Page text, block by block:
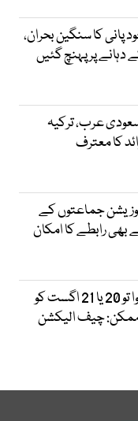
پانی کا سنگین بحران،
سعودی عرب، ترکیہ
کا معترف
جماعتوں کے
رابطے کا امکان
دھرنے کا مسئلہ حل ہوا تو 20 یا 21 اگست کو
ممکن: چیف الیکشن